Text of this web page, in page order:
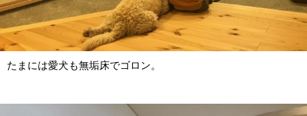
たまには愛犬も無垢床でゴロン。